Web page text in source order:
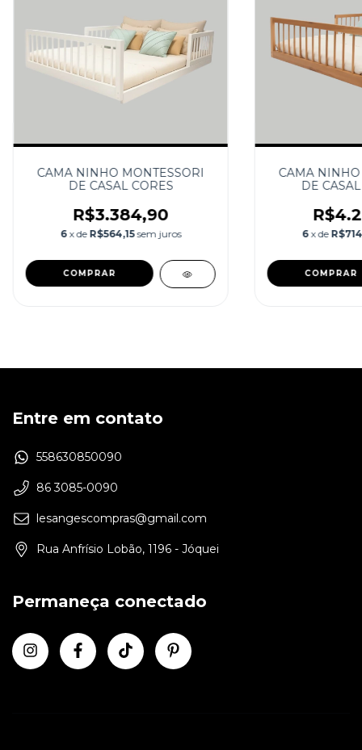
CAMA NINHO MONTESSORI
DE CASAL CORES
R$3.384,90
6 x de R$564,15 sem juros
COMPRAR
CAMA
DE
6 x de
Entre em contato
558630850090
86 3085-0090
lesangescompras@gmail.com
Rua Anfrísio Lobão, 1196 - Jóquei
Permaneça conectado